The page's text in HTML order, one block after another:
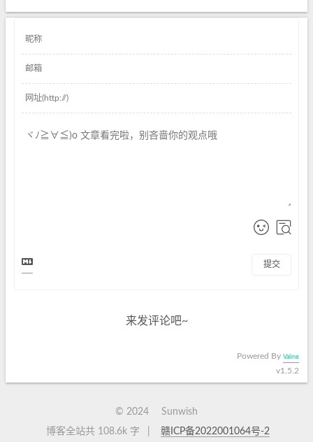
提交
来发评论吧~
Powered By Valine
v1.5.2
© 2024
Sunwish
博客全站共 108.6k 字
赣ICP备2022001064号-2